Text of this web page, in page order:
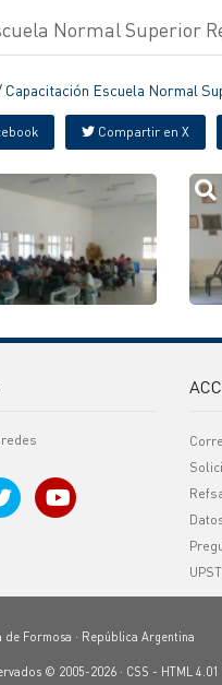
Normal Superior
Capacitación Escuela Normal
Compartir en X
Formosa · República Argentina
© 2005-2026 · CSS - HTML 4.01